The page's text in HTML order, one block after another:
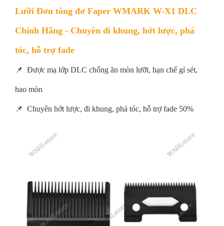
Lưỡi Đơn tông đơ Faper WMARK W-X1 DLC
Chính Hãng - Chuyên đi khung, hớt lược, phá
tóc, hỗ trợ fade
📌 Được mạ lớp DLC chống ăn mòn lưỡi, hạn chế gỉ sét,
hao mòn
📌 Chuyên hớt lược, đi khung, phá tóc, hỗ trợ fade 50%